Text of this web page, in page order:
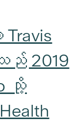
သည် 2019
သို့